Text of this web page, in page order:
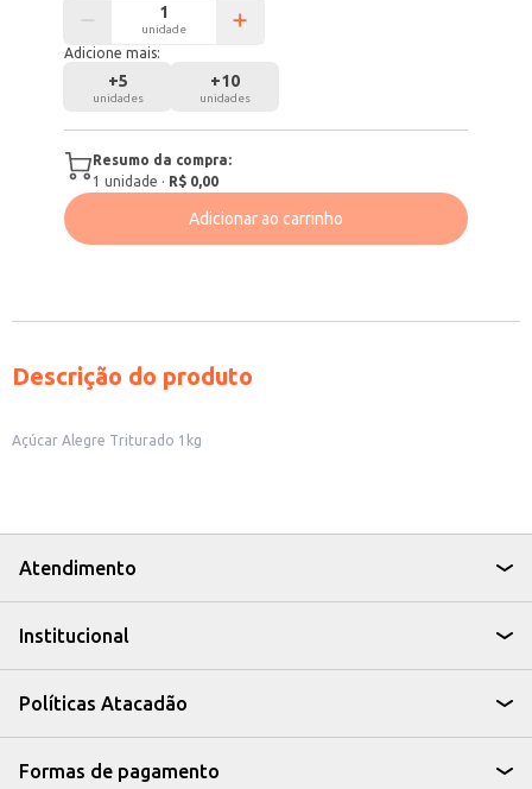
unidade
Adicione mais:
+5
unidades
+10
unidades
Resumo da compra:
1 unidade · R$ 0,00
Adicionar ao carrinho
Descrição do produto
Açúcar Alegre Triturado 1kg
Atendimento
Institucional
Políticas Atacadão
Formas de pagamento